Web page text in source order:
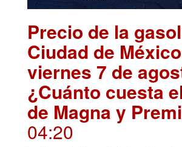
Precio de la
Ciudad de
viernes 7 de
¿Cuánto cuesta
de Magna y
04:20